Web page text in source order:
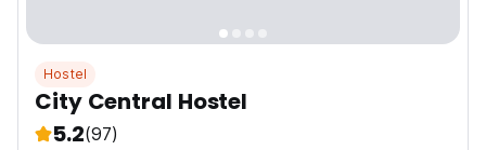
Hostel
City Central Hostel
5.2(97)